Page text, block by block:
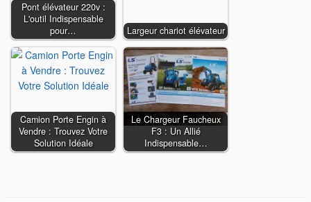
Pont élévateur 220v :
L'outil Indispensable
pour…
Largeur chariot élévateur
Camion Porte Engin à
Vendre : Trouvez Votre
Solution Idéale
Le Chargeur Faucheux
F3 : Un Allié
Indispensable…